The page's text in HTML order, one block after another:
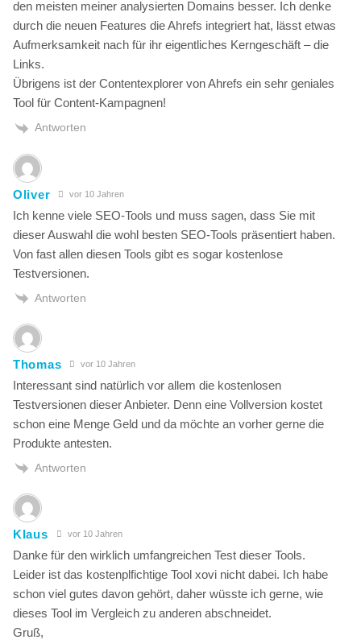
den meisten meiner analysierten Domains besser. Ich denke
durch die neuen Features die Ahrefs integriert hat, lässt etwas
Aufmerksamkeit nach für ihr eigentliches Kerngeschäft – die
Links.
Übrigens ist der Contentexplorer von Ahrefs ein sehr geniales
Tool für Content-Kampagnen!
Antworten
Oliver vor 10 Jahren
Ich kenne viele SEO-Tools und muss sagen, dass Sie mit
dieser Auswahl die wohl besten SEO-Tools präsentiert haben.
Von fast allen diesen Tools gibt es sogar kostenlose
Testversionen.
Antworten
Thomas vor 10 Jahren
Interessant sind natürlich vor allem die kostenlosen
Testversionen dieser Anbieter. Denn eine Vollversion kostet
schon eine Menge Geld und da möchte an vorher gerne die
Produkte antesten.
Antworten
Klaus vor 10 Jahren
Danke für den wirklich umfangreichen Test dieser Tools.
Leider ist das kostenplfichtige Tool xovi nicht dabei. Ich habe
schon viel gutes davon gehört, daher wüsste ich gerne, wie
dieses Tool im Vergleich zu anderen abschneidet.
Gruß,